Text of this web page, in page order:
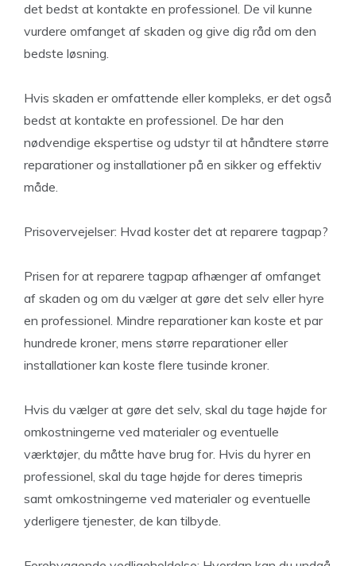
det bedst at kontakte en professionel. De vil kunne
vurdere omfanget af skaden og give dig råd om den
bedste løsning.
Hvis skaden er omfattende eller kompleks, er det også
bedst at kontakte en professionel. De har den
nødvendige ekspertise og udstyr til at håndtere større
reparationer og installationer på en sikker og effektiv
måde.
Prisovervejelser: Hvad koster det at reparere tagpap?
Prisen for at reparere tagpap afhænger af omfanget
af skaden og om du vælger at gøre det selv eller hyre
en professionel. Mindre reparationer kan koste et par
hundrede kroner, mens større reparationer eller
installationer kan koste flere tusinde kroner.
Hvis du vælger at gøre det selv, skal du tage højde for
omkostningerne ved materialer og eventuelle
værktøjer, du måtte have brug for. Hvis du hyrer en
professionel, skal du tage højde for deres timepris
samt omkostningerne ved materialer og eventuelle
yderligere tjenester, de kan tilbyde.